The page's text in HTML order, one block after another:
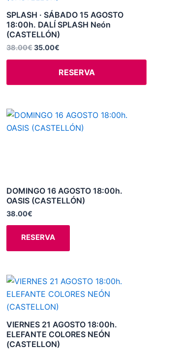
SPLASH · SÁBADO 15 AGOSTO
18:00h. DALÍ SPLASH Neón
(CASTELLÓN)
38.00€35.00€
RESERVA
DOMINGO 16 AGOSTO 18:00h.
OASIS (CASTELLÓN)
38.00€
RESERVA
Este
producto
opciones
se
elegir
de
producto
VIERNES 21 AGOSTO 18:00h.
ELEFANTE COLORES NEÓN
(CASTELLON)
Este
producto
variantes.